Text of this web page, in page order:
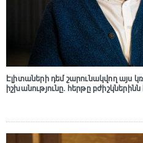
Էլիտաների դեմ շարունակվող այս
իշխանությունը. հերթը